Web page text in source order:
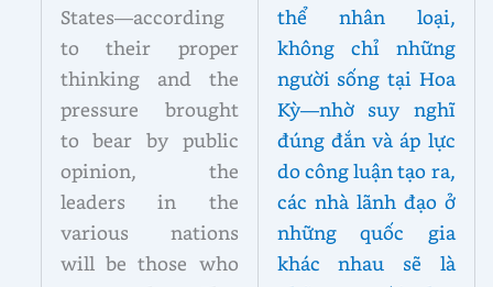
States—according
to their proper
thinking and the
pressure brought
to bear by public
opinion, the
leaders in the
various nations
will be those who
thể nhân loại,
không chỉ những
người sống tại Hoa
Kỳ—nhờ suy nghĩ
đúng đắn và áp lực
do công luận tạo ra,
các nhà lãnh đạo ở
những quốc gia
khác nhau sẽ là